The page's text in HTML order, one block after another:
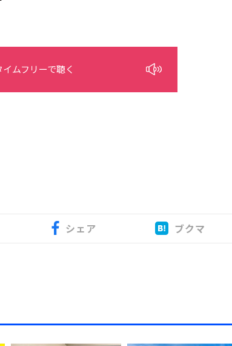
イムフリーで聴く
シェア ブクマ